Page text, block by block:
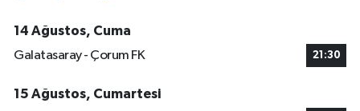
14 Ağustos, Cuma
Galatasaray - Çorum FK
21:30
15 Ağustos, Cumartesi